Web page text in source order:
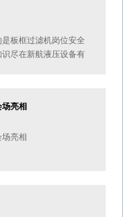
板框过滤机岗位安全
尽在新航液压设备有
场亮相
亮相